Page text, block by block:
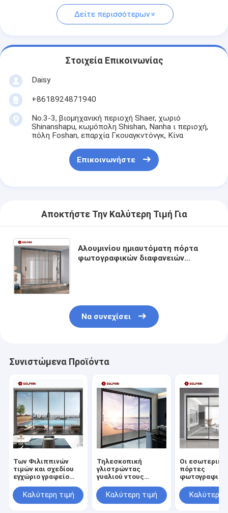
Δείτε περισσότερων
Στοιχεία Επικοινωνίας
Daisy
+8618924871940
No.3-3, βιομηχανική περιοχή Shaer, χωριό
Shinanshapu, κωμόπολη Shishan, Nanha ι περιοχή,
πόλη Foshan, επαρχία Γκουαγκντόνγκ, Κίνα
Επικοινωνήστε
Αποκτήστε Την Καλύτερη Τιμή Για
Αλουμινίου ημιαυτόματη πόρτα
φωτογραφικών διαφανειών
Να συνεχίσει
Συνιστώμενα Προϊόντα
Των Φιλιππινών
τιμών και σχεδίου
εγχώριο γραφείο
μεγάλης οθόνης
ξύλινο μαγνητικό
Καλύτερη τιμή
Τηλεσκοπική
γλιστρώντας
γυαλιού ντους
παραθύρων
περίφραξη πορτών
Καλύτερη τιμή
Οι
πόρτες
αργιλίου
τη λεπτή
Καλύτερη